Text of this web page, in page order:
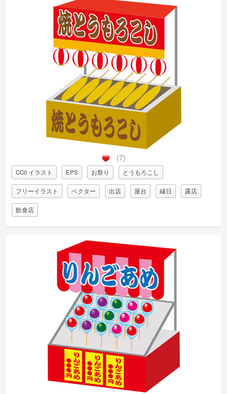
(7)
CC0 イラスト EPS お祭り とうもろこし
フリーイラスト ベクター 出店 屋台 縁日 露店
飲食店